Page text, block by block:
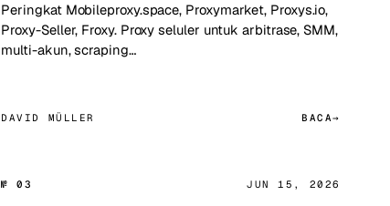
Peringkat Mobileproxy.space, Proxymarket, Proxys.io,
Proxy-Seller, Froxy. Proxy seluler untuk arbitrase, SMM,
multi-akun, scraping…
DAVID MÜLLER BACA
№ 03 JUN 15, 2026